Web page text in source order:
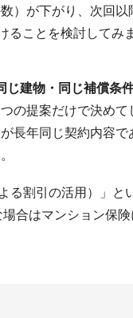
）が下がり、次回
ことを検討してみ
じ建物・同じ補償条
の提案だけで決め
長年同じ契約内容
る割引の活用）」と
合はマンション保